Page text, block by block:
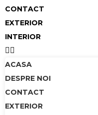
CONTACT
EXTERIOR
INTERIOR
ACASA
DESPRE NOI
CONTACT
EXTERIOR